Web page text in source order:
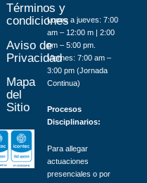
Términos y
condiciones
Aviso de
Privacidad
Mapa
del
Sitio
Lunes a jueves: 7:00
am – 12:00 m | 2:00
pm – 5:00 pm.
Viernes: 7:00 am –
3:00 pm (Jornada
Continua)
Procesos
Disciplinarios:
Para allegar
actuaciones
presenciales o por